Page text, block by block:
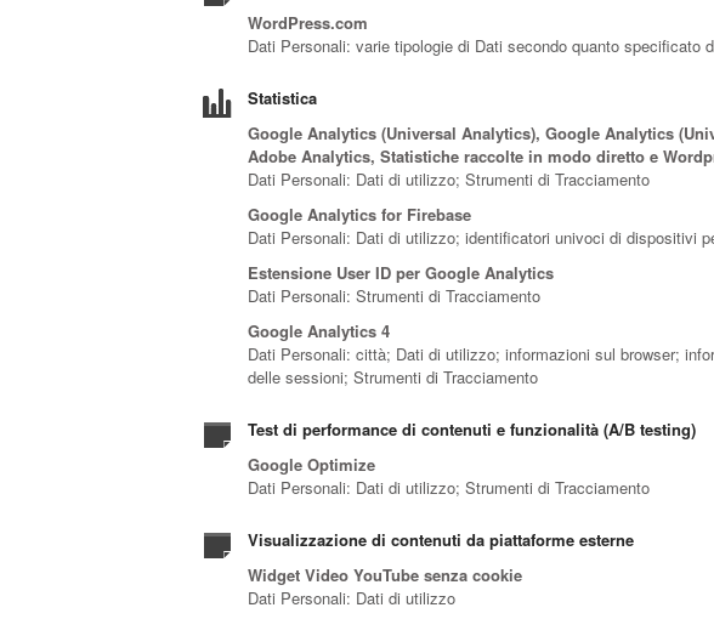
WordPress.com
Dati Personali: varie tipologie di Dati secondo quanto specificato
Statistica
Google Analytics (Universal Analytics), Google Analytics
Adobe Analytics, Statistiche raccolte in modo diretto e
Dati Personali: Dati di utilizzo; Strumenti di Tracciamento
Google Analytics for Firebase
Dati Personali: Dati di utilizzo; identificatori univoci di dispositivi
Estensione User ID per Google Analytics
Dati Personali: Strumenti di Tracciamento
Google Analytics 4
Dati Personali: città; Dati di utilizzo; informazioni sul browser;
delle sessioni; Strumenti di Tracciamento
Test di performance di contenuti e funzionalità (A/B testing)
Google Optimize
Dati Personali: Dati di utilizzo; Strumenti di Tracciamento
Visualizzazione di contenuti da piattaforme esterne
Widget Video YouTube senza cookie
Dati Personali: Dati di utilizzo